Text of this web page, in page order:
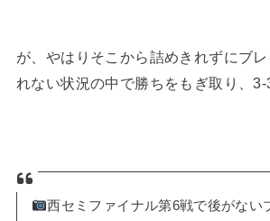
が、やはりそこから詰めきれずにブ
れない状況の中で勝ちをもぎ取り、3-
西セミファイナル第6戦で後がない